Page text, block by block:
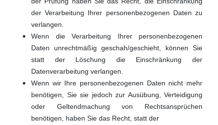
der Verarbeitung Ihrer personenbezogenen Daten zu
verlangen.
Wenn die Verarbeitung Ihrer personenbezogenen
Daten unrechtmäßig geschah/geschieht, können Sie
statt der Löschung die Einschränkung der
Datenverarbeitung verlangen.
Wenn wir Ihre personenbezogenen Daten nicht mehr
benötigen, Sie sie jedoch zur Ausübung, Verteidigung
oder Geltendmachung von Rechtsansprüchen
benötigen, haben Sie das Recht, statt der